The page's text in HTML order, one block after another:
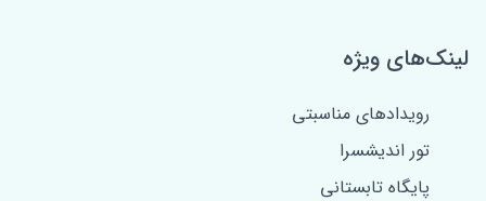
لینک‌های ویژه
رویدادهای مناسبتی
تور اندیشسرا
پایگاه تابستانی